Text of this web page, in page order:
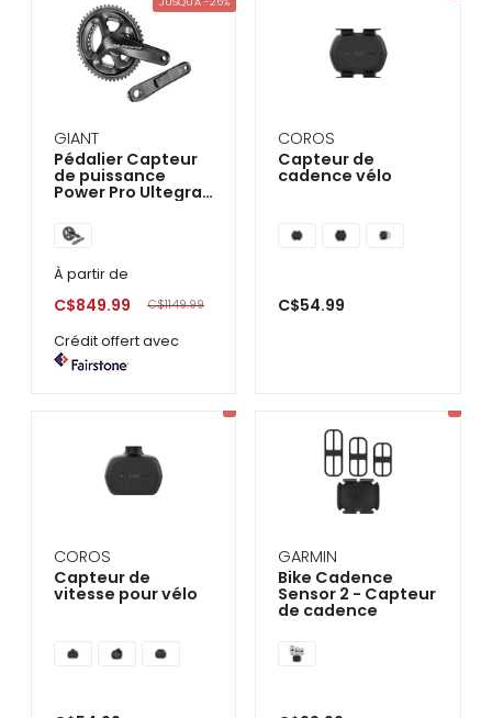
GIANT
Pédalier Capteur
de puissance
Power Pro Ultegra
À partir de
C$849.99 C$1149.99
Crédit offert avec
COROS
Capteur de
cadence vélo
C$54.99
COROS
Capteur de
vitesse pour vélo
GARMIN
Bike Cadence
Sensor 2 - Capteur
de cadence